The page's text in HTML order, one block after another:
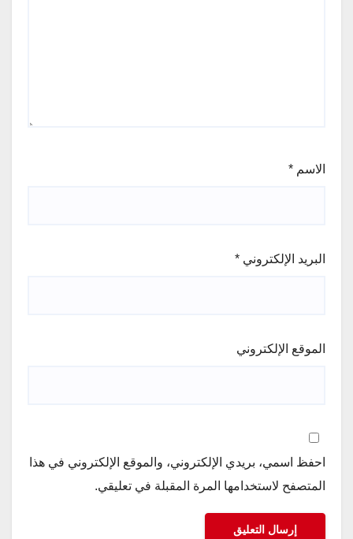
الاسم *
البريد الإلكتروني *
الموقع الإلكتروني
احفظ اسمي، بريدي الإلكتروني، والموقع الإلكتروني في هذا
المتصفح لاستخدامها المرة المقبلة في تعليقي.